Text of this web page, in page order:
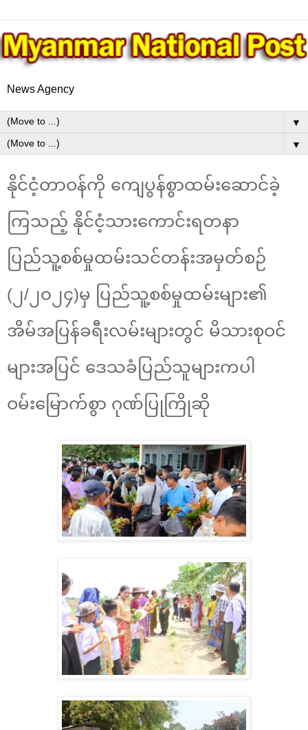
News Agency
▼
▼
နိုင်ငံ့တာဝန်ကို ကျေပွန်စွာထမ်းဆောင်ခဲ့
ကြသည့် နိုင်ငံ့သားကောင်းရတနာ
ပြည်သူ့စစ်မှုထမ်းသင်တန်းအမှတ်စဉ်
(၂/၂၀၂၄)မှ ပြည်သူ့စစ်မှုထမ်းများ၏
အိမ်အပြန်ခရီးလမ်းများတွင် မိသားစုဝင်
များအပြင် ဒေသခံပြည်သူများကပါ
ဝမ်းမြောက်စွာ ဂုဏ်ပြုကြိုဆို